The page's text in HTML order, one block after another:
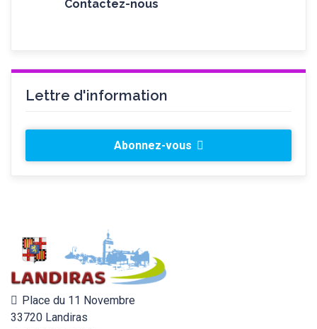
Contactez-nous
Lettre d'information
Abonnez-vous
Place du 11 Novembre
33720 Landiras